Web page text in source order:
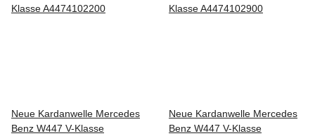
Neue Kardanwelle Mercedes
Benz W447 V-Klasse
Neue Kardanwelle Mercedes
Benz W447 V-Klasse